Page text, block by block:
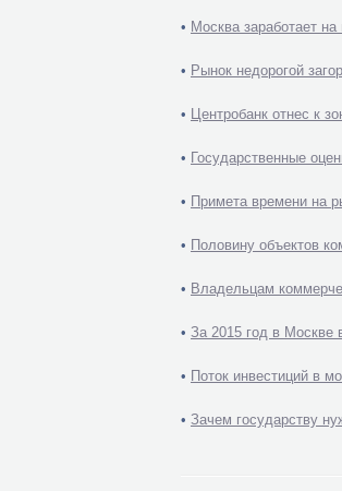
• Москва заработает
• Рынок недорогой
• Центробанк отнес к
• Государственные
• Примета времени на
• Половину объектов
• Владельцам
• За 2015 год в Москве
• Поток инвестиций в
• Зачем государству